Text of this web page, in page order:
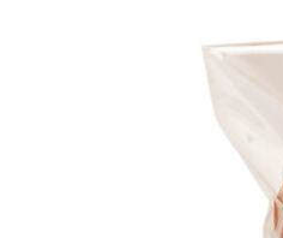
Nos bonbons de chocolat